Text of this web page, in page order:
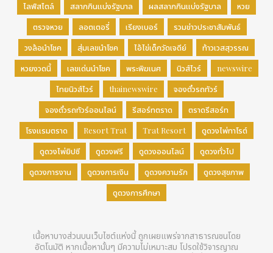
ไลฟ์สไตล์
สลากกินแบ่งรัฐบาล ผลสลากกินแบ่งรัฐบาล
หวย
ตรวจหวย
ลอตเตอรี่ เรียงเบอร์
รวมข่าวประชาสัมพันธ์
วงล้อนำโชค
สุ่มเลขนำโชค ไอ้ไข่เด็กวัดเจดีย์
ท้าวเวสสุวรรณ
หวยงวดนี้
เลขเด่นนำโชค พระพิฆเนศ นิวส์ไวร์
newswire
ไทยนิวส์ไวร์
thainewswire
จองตั๋วรถทัวร์
จองตั๋วรถทัวร์ออนไลน์
รีสอร์ทตราด
ตราดรีสอร์ท
โรงแรมตราด
Resort Trat Trat Resort
ดูดวงไพ่ทาโรต์
ดูดวงไพ่ยิปซี
ดูดวงฟรี ดูดวงออนไลน์
ดูดวงทั่วไป
ดูดวงการงาน
ดูดวงการเงิน ดูดวงความรัก
ดูดวงสุขภาพ
ดูดวงการศึกษา
เนื้อหาบางส่วนบนเว็บไซต์แห่งนี้ ถูกเผยแพร่จากสาธารณชนโดย
อัตโนมัติ หากเนื้อหานั้นๆ มีความไม่เหมาะสม โปรดใช้วิจารญาณ